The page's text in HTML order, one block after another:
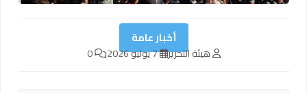
أخبار عامة
هيئة التحرير 7 يوليو 2026 0